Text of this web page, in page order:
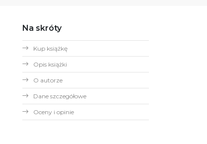
Na skróty
Kup książkę
Opis książki
O autorze
Dane szczegółowe
Oceny i opinie